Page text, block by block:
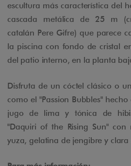
escultura más característica del
cascada metálica de 25 m
catalán Pere Gifre) que parece
la piscina con fondo de cristal
del patio interno, en la planta
Disfruta de un cóctel clásico o
como el "Passion Bubbles"
jugo de lima y tónica de
"Daquiri of the Rising Sun"
yuza, gelatina de jengibre y clara